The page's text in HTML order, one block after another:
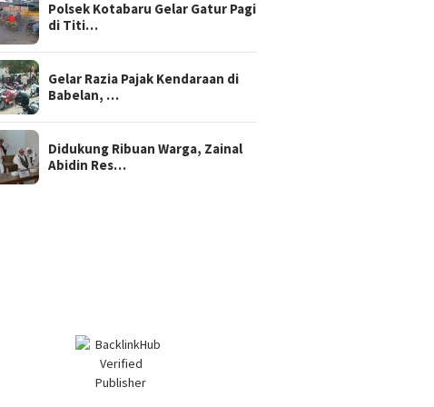
Polsek Kotabaru Gelar Gatur Pagi
di Titi…
Gelar Razia Pajak Kendaraan di
Babelan, …
Didukung Ribuan Warga, Zainal
Abidin Res…